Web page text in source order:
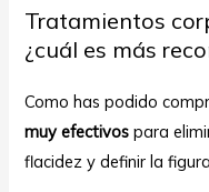
Tratamientos
¿cuál es más
Como has podido
muy efectivos para
flacidez y definir la figura.